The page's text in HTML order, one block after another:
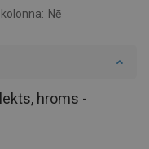
Nē
hroms -